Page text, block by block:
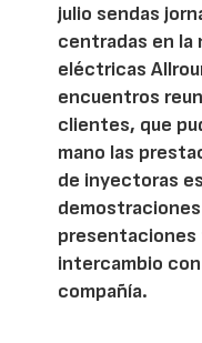
julio sendas
centradas en la
eléctricas
encuentros
clientes, que
mano las
de inyectoras
presentaciones
intercambio
compañía.